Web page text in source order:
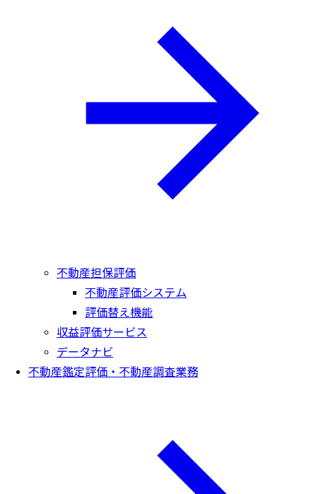
不動産担保評価
不動産評価システム
評価替え機能
収益評価サービス
データナビ
不動産鑑定評価・不動産調査業務